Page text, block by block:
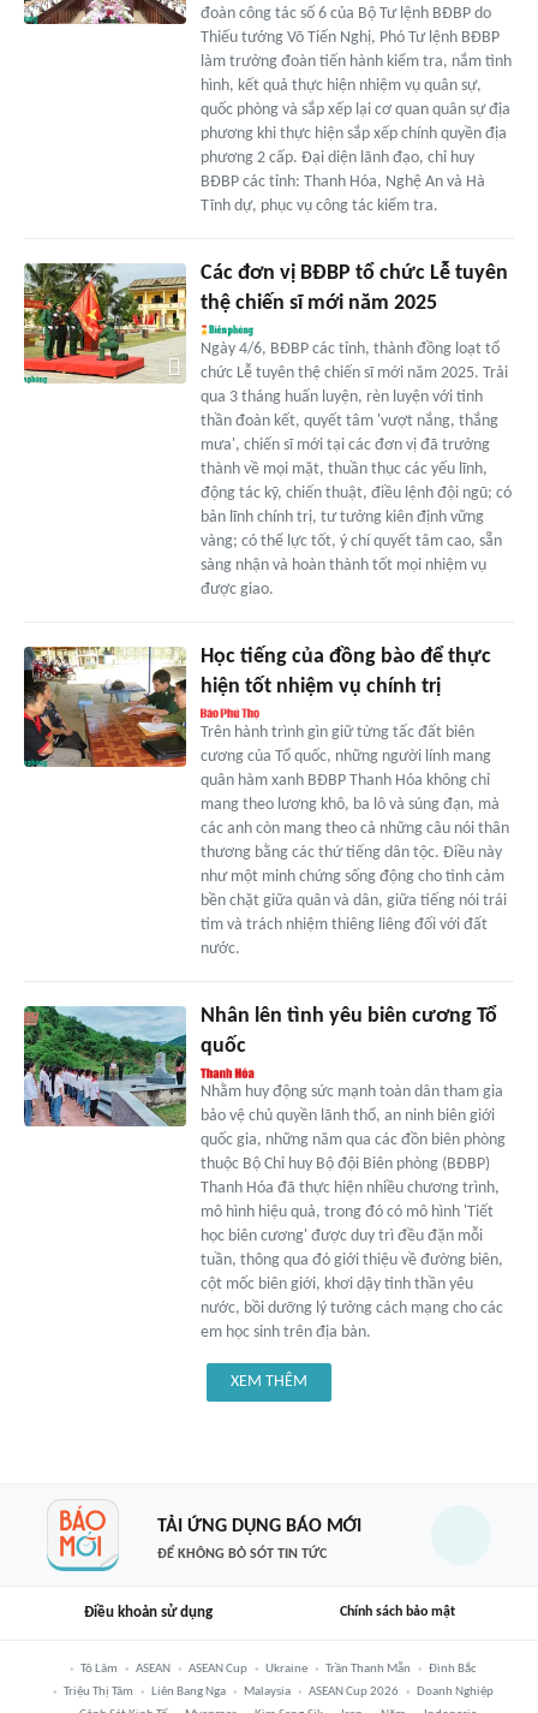
đoàn công tác số 6 của Bộ Tư lệnh BĐBP do
Thiếu tướng Võ Tiến Nghị, Phó Tư lệnh BĐBP
làm trưởng đoàn tiến hành kiểm tra, nắm tình
hình, kết quả thực hiện nhiệm vụ quân sự,
quốc phòng và sắp xếp lại cơ quan quân sự địa
phương khi thực hiện sắp xếp chính quyền địa
phương 2 cấp. Đại diện lãnh đạo, chỉ huy
BĐBP các tỉnh: Thanh Hóa, Nghệ An và Hà
Tĩnh dự, phục vụ công tác kiểm tra.
Các đơn vị BĐBP tổ chức Lễ tuyên
thệ chiến sĩ mới năm 2025
Ngày 4/6, BĐBP các tỉnh, thành đồng loạt tổ
chức Lễ tuyên thệ chiến sĩ mới năm 2025. Trải
qua 3 tháng huấn luyện, rèn luyện với tinh
thần đoàn kết, quyết tâm 'vượt nắng, thắng
mưa', chiến sĩ mới tại các đơn vị đã trưởng
thành về mọi mặt, thuần thục các yếu lĩnh,
động tác kỹ, chiến thuật, điều lệnh đội ngũ; có
bản lĩnh chính trị, tư tưởng kiên định vững
vàng; có thể lực tốt, ý chí quyết tâm cao, sẵn
sàng nhận và hoàn thành tốt mọi nhiệm vụ
được giao.
Học tiếng của đồng bào để thực
hiện tốt nhiệm vụ chính trị
Trên hành trình gìn giữ từng tấc đất biên
cương của Tổ quốc, những người lính mang
quân hàm xanh BĐBP Thanh Hóa không chỉ
mang theo lương khô, ba lô và súng đạn, mà
các anh còn mang theo cả những câu nói thân
thương bằng các thứ tiếng dân tộc. Điều này
như một minh chứng sống động cho tình cảm
bền chặt giữa quân và dân, giữa tiếng nói trái
tim và trách nhiệm thiêng liêng đối với đất
nước.
Nhân lên tình yêu biên cương Tổ
quốc
Nhằm huy động sức mạnh toàn dân tham gia
bảo vệ chủ quyền lãnh thổ, an ninh biên giới
quốc gia, những năm qua các đồn biên phòng
thuộc Bộ Chỉ huy Bộ đội Biên phòng (BĐBP)
Thanh Hóa đã thực hiện nhiều chương trình,
mô hình hiệu quả, trong đó có mô hình 'Tiết
học biên cương' được duy trì đều đặn mỗi
tuần, thông qua đó giới thiệu về đường biên,
cột mốc biên giới, khơi dậy tinh thần yêu
nước, bồi dưỡng lý tưởng cách mạng cho các
em học sinh trên địa bàn.
XEM THÊM
TẢI ỨNG DỤNG BÁO MỚI
ĐỂ KHÔNG BỎ SÓT TIN TỨC
Điều khoản sử dụng Chính sách bảo mật
Tô Lâm ASEAN ASEAN Cup Ukraine Trần Thanh Mẫn
Đình Bắc
Triệu Thị Tâm
Liên Bang Nga Malaysia ASEAN Cup 2026
Doanh Nghiệp